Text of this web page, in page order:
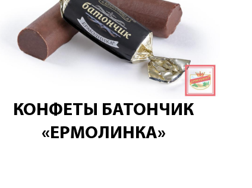
КОНФЕТЫ БАТОНЧИК
«ЕРМОЛИНКА»